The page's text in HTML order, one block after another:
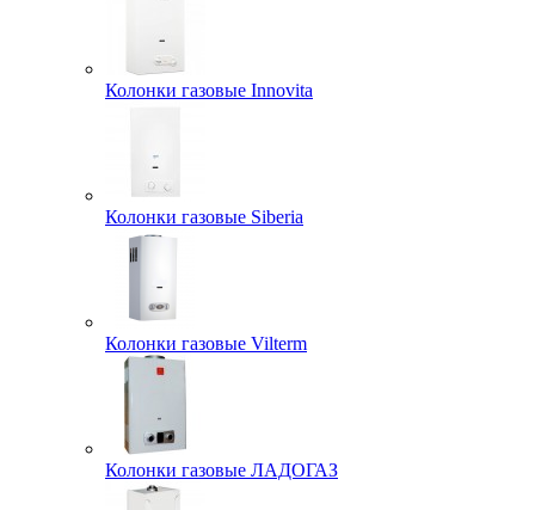
Колонки газовые Innovita
Колонки газовые Siberia
Колонки газовые Vilterm
Колонки газовые ЛАДОГАЗ